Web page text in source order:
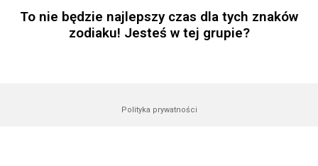
To nie będzie najlepszy czas dla tych znaków
zodiaku! Jesteś w tej grupie?
Polityka prywatności